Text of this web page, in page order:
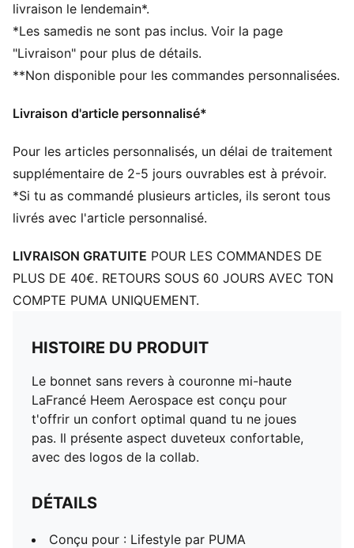
livraison le lendemain*.
*Les samedis ne sont pas inclus. Voir la page
"Livraison" pour plus de détails.
**Non disponible pour les commandes personnalisées.
Livraison d'article personnalisé*
Pour les articles personnalisés, un délai de traitement
supplémentaire de 2-5 jours ouvrables est à prévoir.
*Si tu as commandé plusieurs articles, ils seront tous
livrés avec l'article personnalisé.
LIVRAISON GRATUITE POUR LES COMMANDES DE
PLUS DE 40€. RETOURS SOUS 60 JOURS AVEC TON
COMPTE PUMA UNIQUEMENT.
HISTOIRE DU PRODUIT
Le bonnet sans revers à couronne mi-haute
LaFrancé Heem Aerospace est conçu pour
t'offrir un confort optimal quand tu ne joues
pas. Il présente aspect duveteux confortable,
avec des logos de la collab.
DÉTAILS
Conçu pour : Lifestyle par PUMA